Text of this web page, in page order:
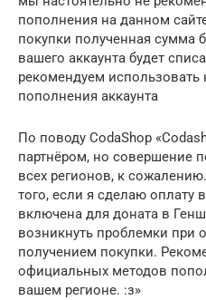
пополнения на данном
покупки полученная сумма
вашего аккаунта будет
рекомендуем
пополнения аккаунта
По поводу CodaShop
партнёром, но совершение
всех регионов, к
того, если я сделаю оплату
включена для доната в
возникнуть проблемки при
получением покупки.
официальных методов
вашем регионе. :з»